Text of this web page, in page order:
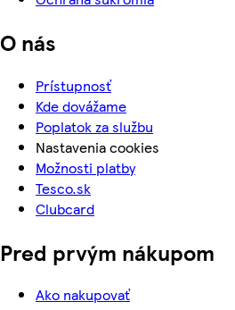
O nás
Prístupnosť
Kde dovážame
Poplatok za službu
Nastavenia cookies
Možnosti platby
Tesco.sk
Clubcard
Pred prvým nákupom
Ako nakupovať